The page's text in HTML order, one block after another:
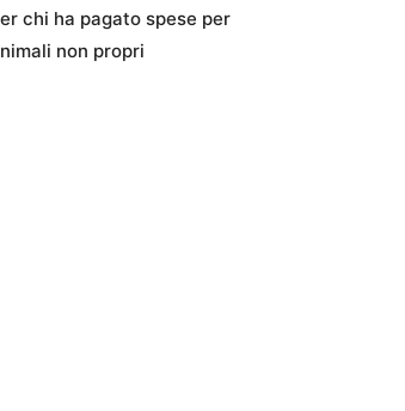
chi ha pagato spese per
non propri